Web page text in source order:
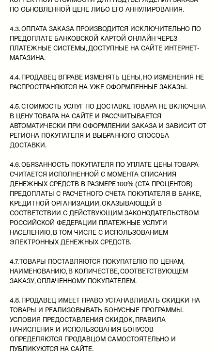
ПО ОБНОВЛЕННОЙ ЦЕНЕ ЛИБО ЕГО АННУЛИРОВАНИЯ.
4.3. ОПЛАТА ЗАКАЗА ПРОИЗВОДИТСЯ ИСКЛЮЧИТЕЛЬНО ПО
ПРЕДОПЛАТЕ БАНКОВСКОЙ КАРТОЙ ОНЛАЙН ЧЕРЕЗ
ПЛАТЕЖНЫЕ СИСТЕМЫ, ДОСТУПНЫЕ НА САЙТЕ ИНТЕРНЕТ-
МАГАЗИНА.
4.4. ПРОДАВЕЦ ВПРАВЕ ИЗМЕНЯТЬ ЦЕНЫ, НО ИЗМЕНЕНИЯ НЕ
РАСПРОСТРАНЯЮТСЯ НА УЖЕ ОФОРМЛЕННЫЕ ЗАКАЗЫ.
4.5. СТОИМОСТЬ УСЛУГ ПО ДОСТАВКЕ ТОВАРА НЕ ВКЛЮЧЕНА
В ЦЕНУ ТОВАРА НА САЙТЕ И РАССЧИТЫВАЕТСЯ
АВТОМАТИЧЕСКИ ПРИ ОФОРМЛЕНИИ ЗАКАЗА И ЗАВИСИТ ОТ
РЕГИОНА ПОКУПАТЕЛЯ И ВЫБРАННОГО СПОСОБА
ДОСТАВКИ.
4.6. ОБЯЗАННОСТЬ ПОКУПАТЕЛЯ ПО УПЛАТЕ ЦЕНЫ ТОВАРА
СЧИТАЕТСЯ ИСПОЛНЕННОЙ С МОМЕНТА СПИСАНИЯ
ДЕНЕЖНЫХ СРЕДСТВ В РАЗМЕРЕ 100% (СТА ПРОЦЕНТОВ)
ПРЕДОПЛАТЫ С РАСЧЕТНОГО СЧЕТА ПОКУПАТЕЛЯ В БАНКЕ,
КРЕДИТНОЙ ОРГАНИЗАЦИИ, ОКАЗЫВАЮЩЕЙ В
СООТВЕТСТВИИ С ДЕЙСТВУЮЩИМ ЗАКОНОДАТЕЛЬСТВОМ
РОССИЙСКОЙ ФЕДЕРАЦИИ ПЛАТЕЖНЫЕ УСЛУГИ
НАСЕЛЕНИЮ, В ТОМ ЧИСЛЕ С ИСПОЛЬЗОВАНИЕМ
ЭЛЕКТРОННЫХ ДЕНЕЖНЫХ СРЕДСТВ.
4.7. ТОВАРЫ ПОСТАВЛЯЮТСЯ ПОКУПАТЕЛЮ ПО ЦЕНАМ,
НАИМЕНОВАНИЮ, В КОЛИЧЕСТВЕ, СООТВЕТСТВУЮЩЕМ
ЗАКАЗУ, ОПЛАЧЕННОМУ ПОКУПАТЕЛЕМ.
4.8. ПРОДАВЕЦ ИМЕЕТ ПРАВО УСТАНАВЛИВАТЬ СКИДКИ НА
ТОВАРЫ И РЕАЛИЗОВЫВАТЬ БОНУСНЫЕ ПРОГРАММЫ.
УСЛОВИЯ ПРЕДОСТАВЛЕНИЯ СКИДОК, ПРАВИЛА
НАЧИСЛЕНИЯ И ИСПОЛЬЗОВАНИЯ БОНУСОВ
ОПРЕДЕЛЯЮТСЯ ПРОДАВЦОМ САМОСТОЯТЕЛЬНО И
ПУБЛИКУЮТСЯ НА САЙТЕ.